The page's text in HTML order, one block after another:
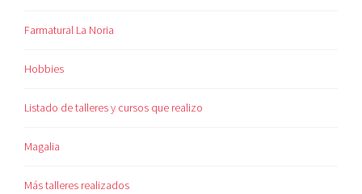
Farmatural La Noria
Hobbies
Listado de talleres y cursos que realizo
Magalia
Más talleres realizados